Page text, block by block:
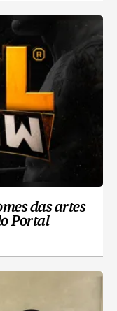
das artes
Portal